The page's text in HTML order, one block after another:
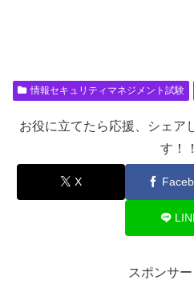
情報セキュリティマネジメント試験
お役に立てたら応援、シェア
す！！
X
スポンサ